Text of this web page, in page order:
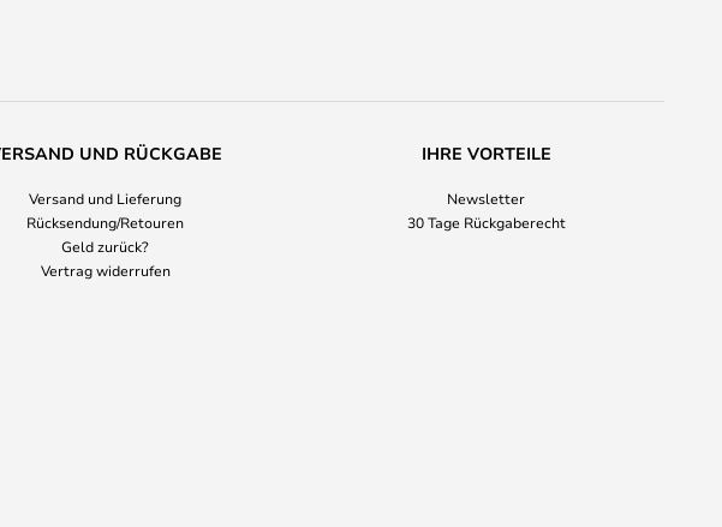
UND RÜCKGABE
Versand und Lieferung
Rücksendung/Retouren
Geld zurück?
Vertrag widerrufen
IHRE VORTEILE
Newsletter
30 Tage Rückgaberecht